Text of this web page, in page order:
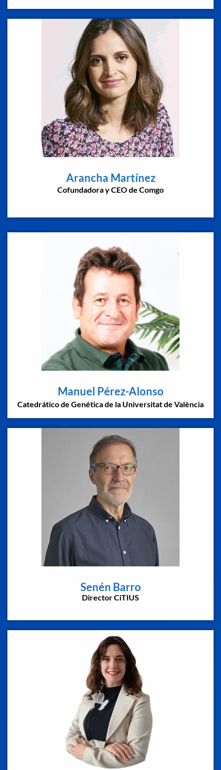
Arancha Martínez
Cofundadora y CEO de Comgo
Manuel Pérez-Alonso
Catedrático de Genética de la Universitat de València
Senén Barro
Director CiTIUS